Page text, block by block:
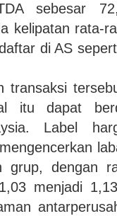
sebesar
kelipatan rata-
di AS
transaksi
itu dapat
Label
grup, dengan
menjadi